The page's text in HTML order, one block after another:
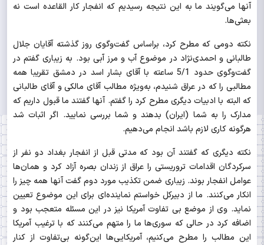
آنها می‌گویند ما به این نتیجه رسیدیم که انفجار کار القاعده است نه
بعثی‌ها.
نکته دومی که مطرح کرد، براساس گفت‌وگوی روز گذشته آقایان جلال
طالبانی و احمدی‌نژاد در موضوع آب و مرز آبی بود. به زیباری گفتم در
گفت‌وگوی حدود 5/1 ساعته با آقای بشار اسد در دمشق تقریبا همه
مطالبی را که در عراق شنیدم، به‌ویژه مطالب آقای مالکی و آقای طالبانی
که البته با ادبیات دیگری مطرح کرد را گفتم. آنها گفتند ما قبول داریم که
مدارک را به شما (ایران) بدهند و شما بررسی نمایید. اگر اثبات شد
هرگونه کاری لازم باشد انجام می‌دهیم.
نکته دیگری که گفتند آن بود که مدتی قبل از انفجار بغداد دو نفر از
سرکردگان اقدامات تروریستی را عراق از زندان بصره آزاد کرد و همان‌ها
عوامل انفجار بوند. زیباری ضمن تکذیب مورد دوم گفت آنها همه چیز را
انکار می‌کنند. ما از دبیرکل خواستم نماینده‌ای برای این موضوع تعیین
نماید. وی از موضع بی تفاوت آمریکا نیز در این مسئله متعجب بود و
اضافه کرد در حالی که سوری‌ها ما را متهم می‌کنند که با ترغیب آمریکا
این مطالب را مطرح می‌کنیم، آمریکایی‌ها این‌گونه بی‌تفاوت از کنار